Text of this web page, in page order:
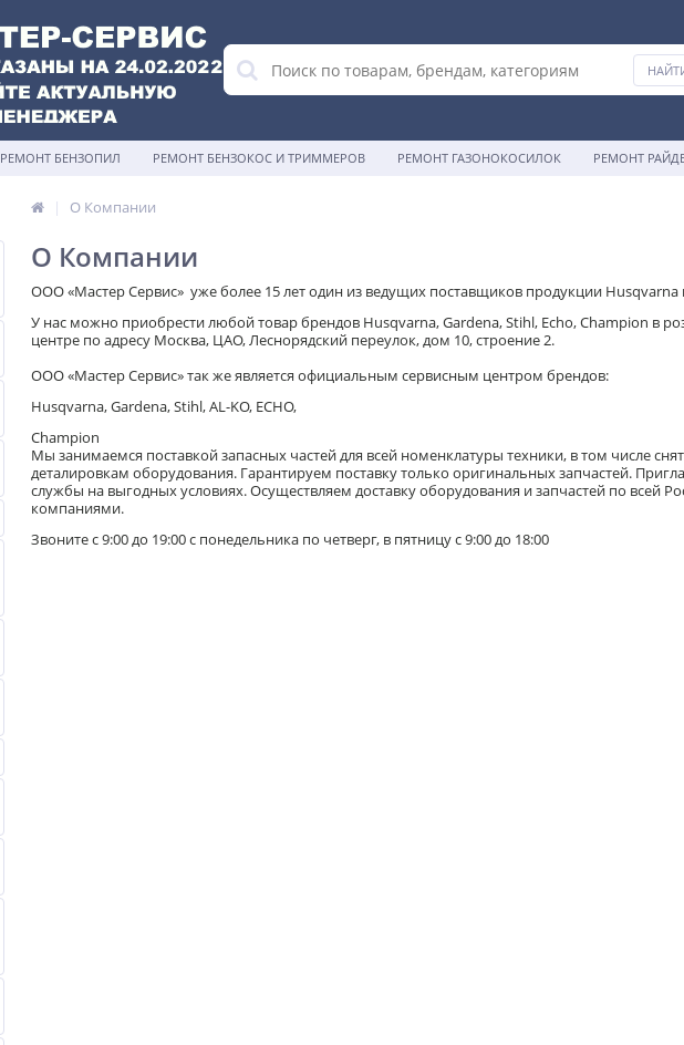
РЕМОНТ БЕНЗОПИЛ РЕМОНТ БЕНЗОКОС И ТРИММЕРОВ РЕМОНТ ГАЗОНОКОСИЛОК РЕМОНТ
О Компании
О Компании
ООО «Мастер Сервис» уже более 15 лет один из ведущих поставщиков продукции Husqvarna
У нас можно приобрести любой товар брендов Husqvarna, Gardena, Stihl, Echo, Champion в
центре по адресу Москва, ЦАО, Леснорядский переулок, дом 10, строение 2.
ООО «Мастер Сервис» так же является официальным сервисным центром брендов:
Husqvarna, Gardena, Stihl, АL-KO, ECHO,
Champion
Мы занимаемся поставкой запасных частей для всей номенклатуры техники, в том числе
деталировкам оборудования. Гарантируем поставку только оригинальных запчастей.
службы на выгодных условиях. Осуществляем доставку оборудования и запчастей по
компаниями.
Звоните с 9:00 до 19:00 c понедельника по четверг, в пятницу с 9:00 до 18:00